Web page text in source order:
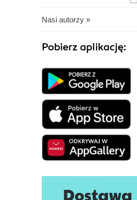
Nasi autorzy »
Pobierz aplikację: